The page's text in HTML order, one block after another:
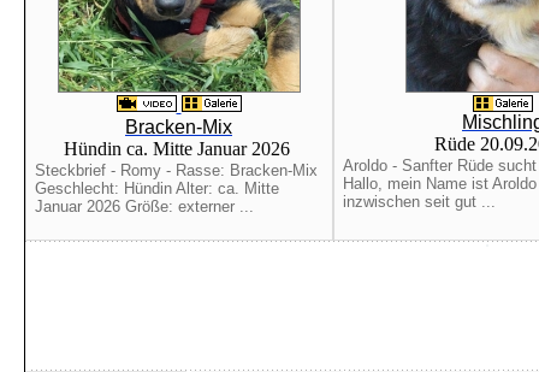
Bracken-Mix
Hündin ca. Mitte Januar 2026
Steckbrief - Romy - Rasse: Bracken-Mix
Geschlecht: Hündin Alter: ca. Mitte
Januar 2026 Größe: externer ...
Rüde
Aroldo - Sanfter Rüde
Hallo, mein Name ist
inzwischen seit gut ...